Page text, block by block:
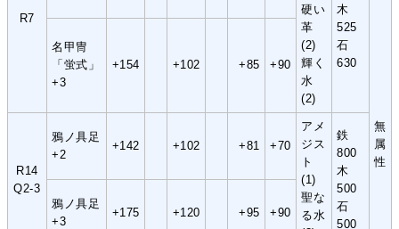
R7
硬い
革
(2)
輝く
水
(2)
木
525
石
630
無
属
性
名甲冑
「蛍式」
+3
+154 +102 +85 +90
R14
Q2-3
鴉ノ具足
+2
+142 +102 +81 +70
アメ
ジス
ト
(1)
聖な
る水
鉄
800
木
500
石
500
鴉ノ具足
+3
+175 +120 +95 +90